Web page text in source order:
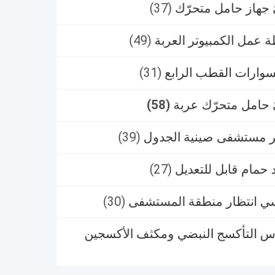
جهاز حامل متحرّك (37)
عمل الكمبيوتر العربة (49)
القطب الرابع (31)
حامل متحرّك عربة (58)
مستشفى صينية الجدول (39)
حمام قابل للتعديل (27)
انتظار منطقة المستشفى (30)
التأكسج النبضي ومكثف الأكسجين